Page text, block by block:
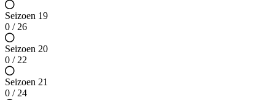
Seizoen 19
0 / 26
Seizoen 20
0 / 22
Seizoen 21
0 / 24